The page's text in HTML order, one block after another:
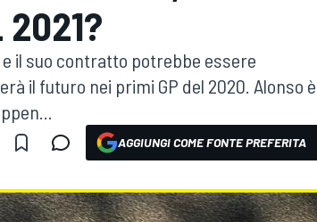
2021?
e il suo contratto potrebbe essere
il futuro nei primi GP del 2020. Alonso è
AGGIUNGI COME FONTE PREFERITA